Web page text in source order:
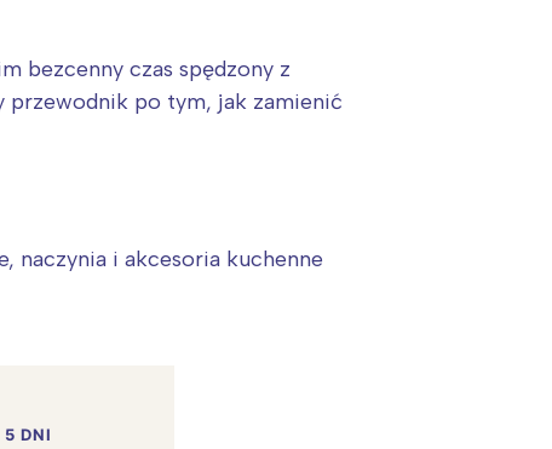
bezcenny czas spędzony z
przewodnik po tym, jak zamienić
naczynia i akcesoria kuchenne
DNI